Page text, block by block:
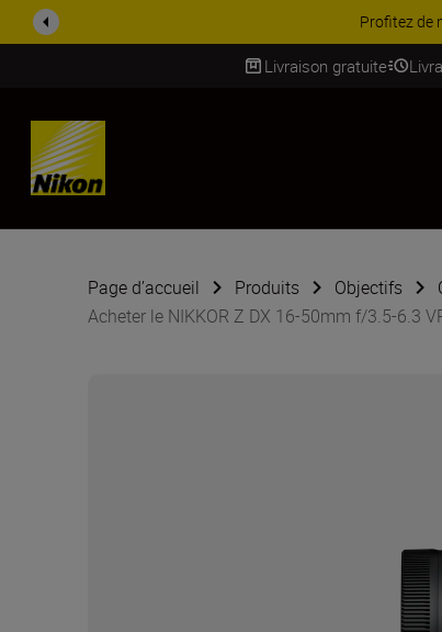
Livraison gratuite
SKIP
Page d’accueil Produits Objectifs
Acheter le NIKKOR Z DX 16-50mm f/3.5-6.3